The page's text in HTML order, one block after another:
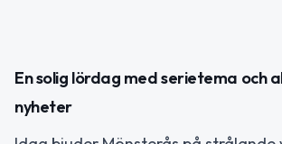
En solig lördag med serietema och
nyheter